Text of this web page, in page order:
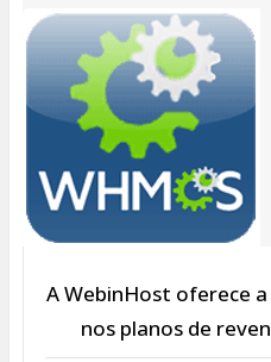
A WebinHost oferece a
nos planos de